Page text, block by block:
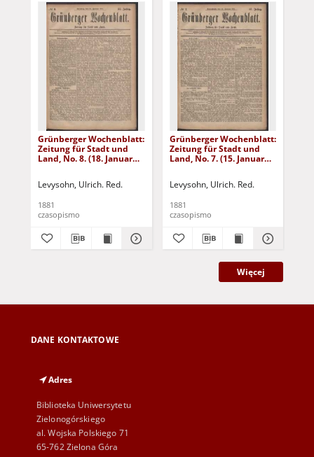
Grünberger Wochenblatt:
Zeitung für Stadt und
Land, No. 8. (18. Januar
Levysohn, Ulrich. Red.
1881
czasopismo
Grünberger Wochenblatt:
Zeitung für Stadt und
Land, No. 7. (15. Januar
Levysohn, Ulrich. Red.
1881
czasopismo
Więcej
DANE KONTAKTOWE
Adres
Biblioteka Uniwersytetu
Zielonogórskiego
al. Wojska Polskiego 71
65-762 Zielona Góra